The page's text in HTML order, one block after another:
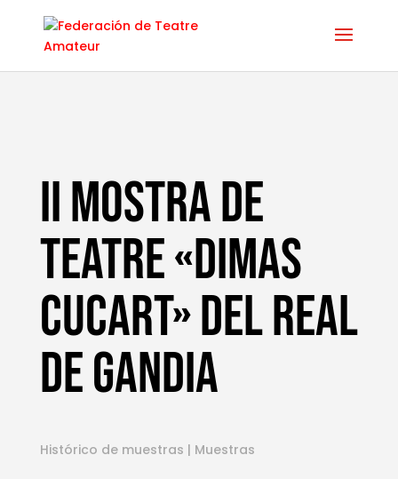
II MOSTRA DE
TEATRE «DIMAS
CUCART» DEL REAL
DE GANDIA
Histórico de muestras | Muestras